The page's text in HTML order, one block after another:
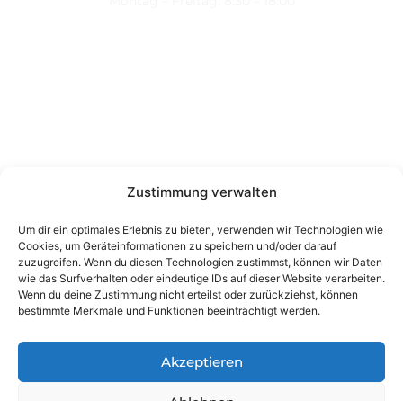
Zustimmung verwalten
Um dir ein optimales Erlebnis zu bieten, verwenden wir Technologien wie
Cookies, um Geräteinformationen zu speichern und/oder darauf
zuzugreifen. Wenn du diesen Technologien zustimmst, können wir Daten
wie das Surfverhalten oder eindeutige IDs auf dieser Website verarbeiten.
Wenn du deine Zustimmung nicht erteilst oder zurückziehst, können
bestimmte Merkmale und Funktionen beeinträchtigt werden.
Akzeptieren
Wienerstraße 9, 8020 Graz Steiermark, Österreich
+43 316 711 878
office@guggi-arms.com
Copyright © 2024, All rights reserved.